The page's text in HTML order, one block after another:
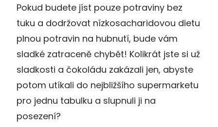
Pokud budete jíst pouze potraviny bez
tuku a dodržovat nízkosacharidovou dietu
plnou potravin na hubnutí, bude vám
sladké zatraceně chybět! Kolikrát jste si už
sladkosti a čokoládu zakázali jen, abyste
potom utíkali do nejbližšího supermarketu
pro jednu tabulku a slupnuli ji na
posezení?